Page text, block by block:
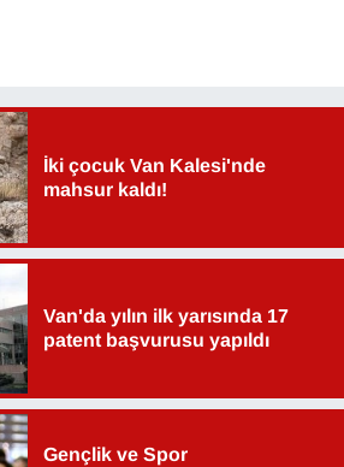
İki çocuk Van Kalesi'nde
mahsur kaldı!
Van'da yılın ilk yarısında 17
patent başvurusu yapıldı
Gençlik ve Spor